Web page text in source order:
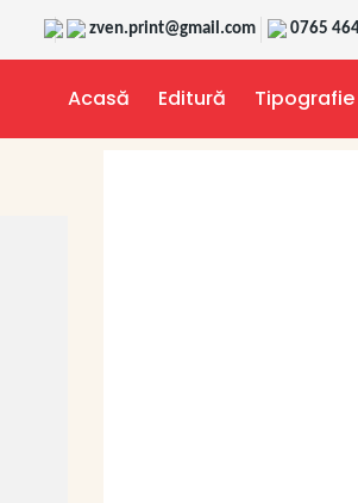
zven.print@gmail.com 0765
Acasă Editură Tipografie